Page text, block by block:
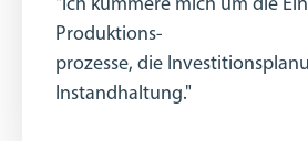
"Ich kümmere mich um die
Produktions-
prozesse, die
Instandhaltung."